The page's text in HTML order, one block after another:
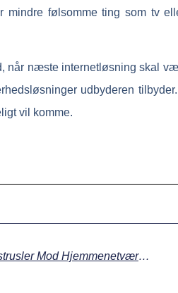
følsomme ting som tv
næste internetløsning skal
udbyderen
vil komme.
Nyhedspræget Artikel Om Aktuelle Sikkerhedstrusler Mod Hjemmenetværk Og Nye Sikkerhedsfunktioner I Bredbåndsroutere.